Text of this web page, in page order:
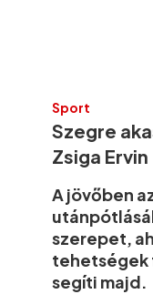
Sport
Szegre
Zsiga Ervin
A jövőben
szerepet,
segíti majd.